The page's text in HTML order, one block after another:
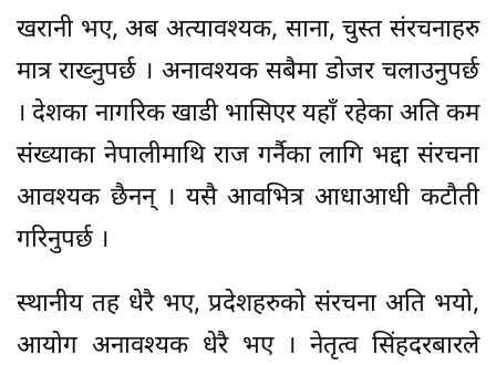
खरानी भए, अब अत्यावश्यक, साना, चुस्त संरचनाहरु
मात्र राख्नुपर्छ । अनावश्यक सबैमा डोजर चलाउनुपर्छ
। देशका नागरिक खाडी भासिएर यहाँ रहेका अति कम
संख्याका नेपालीमाथि राज गर्नैका लागि भद्दा संरचना
आवश्यक छैनन् । यसै आवभित्र आधाआधी कटौती
गरिनुपर्छ ।
स्थानीय तह धेरै भए, प्रदेशहरुको संरचना अति भयो,
आयोग अनावश्यक धेरै भए । नेतृत्व सिंहदरबारले